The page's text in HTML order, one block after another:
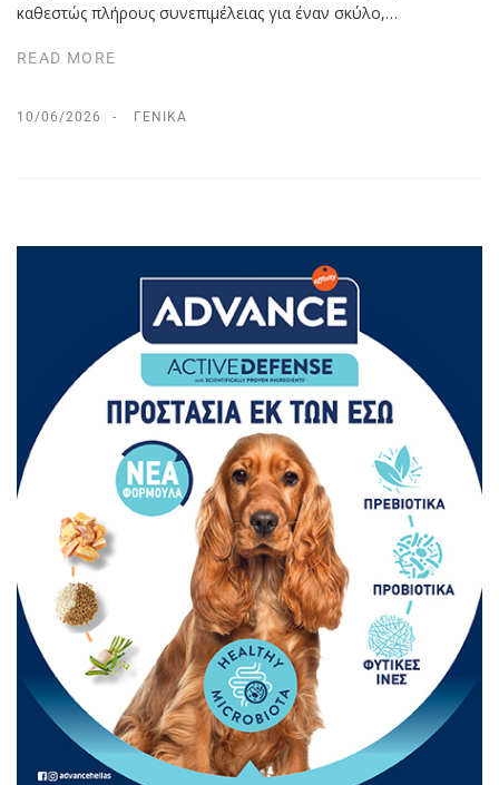
καθεστώς πλήρους συνεπιμέλειας για έναν σκύλο,…
READ MORE
10/06/2026 ΓΕΝΙΚΆ